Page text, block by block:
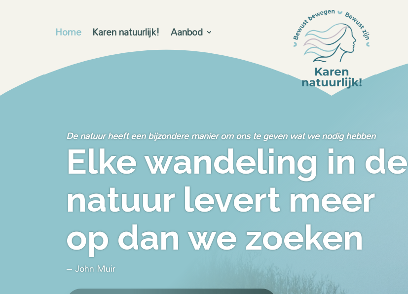
Home Karen natuurlijk! Aanbod
De natuur heeft een bijzondere manier om ons te geven wat we nodig hebben
Elke wandeling in de
natuur levert meer
op dan we zoeken
– John Muir